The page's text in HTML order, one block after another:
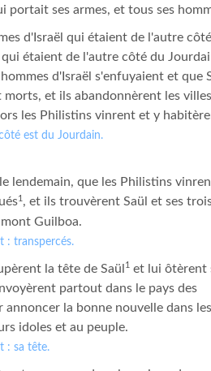
portait ses armes, et tous ses
d'Israël qui étaient de l'autre
étaient de l'autre côté du
d'Israël s'enfuyaient et que
morts, et ils abandonnèrent les
les Philistins vinrent et y
est du Jourdain.
lendemain, que les Philistins
1 , et ils trouvèrent Saül et ses
Guilboa.
: transpercés.
la tête de Saül 1
et lui ôtèrent
partout dans le pays des
annoncer la bonne nouvelle dans les
idoles et au peuple.
: sa tête.